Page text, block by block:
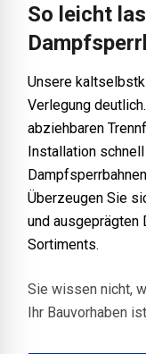
So leicht
Unsere
Verlegung
abziehbaren
Installation
Überzeugen Sie
und ausgeprägten
Sortiments.
Sie wissen nicht,
Ihr Bauvorhaben